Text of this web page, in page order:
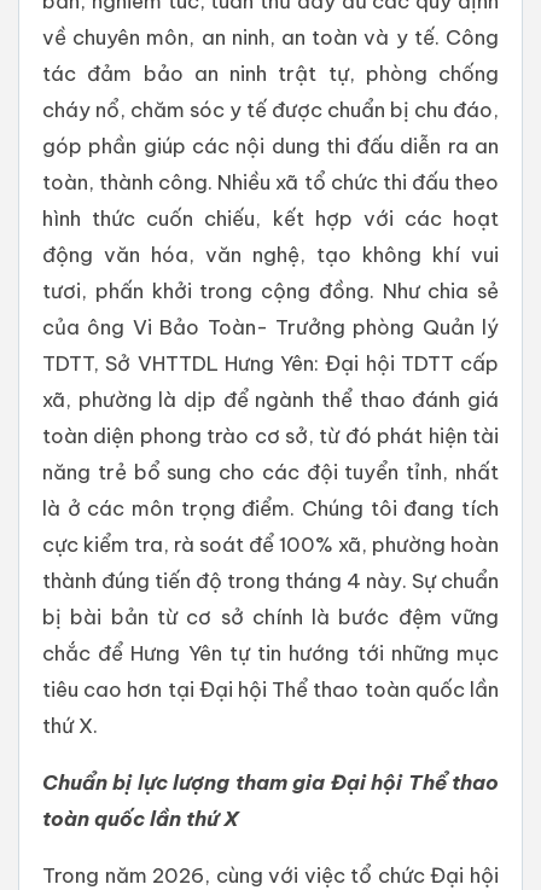
về chuyên môn, an ninh, an toàn và y tế. Công
tác đảm bảo an ninh trật tự, phòng chống
cháy nổ, chăm sóc y tế được chuẩn bị chu đáo,
góp phần giúp các nội dung thi đấu diễn ra an
toàn, thành công. Nhiều xã tổ chức thi đấu theo
hình thức cuốn chiếu, kết hợp với các hoạt
động văn hóa, văn nghệ, tạo không khí vui
tươi, phấn khởi trong cộng đồng. Như chia sẻ
của ông Vi Bảo Toàn- Trưởng phòng Quản lý
TDTT, Sở VHTTDL Hưng Yên: Đại hội TDTT cấp
xã, phường là dịp để ngành thể thao đánh giá
toàn diện phong trào cơ sở, từ đó phát hiện tài
năng trẻ bổ sung cho các đội tuyển tỉnh, nhất
là ở các môn trọng điểm. Chúng tôi đang tích
cực kiểm tra, rà soát để 100% xã, phường hoàn
thành đúng tiến độ trong tháng 4 này. Sự chuẩn
bị bài bản từ cơ sở chính là bước đệm vững
chắc để Hưng Yên tự tin hướng tới những mục
tiêu cao hơn tại Đại hội Thể thao toàn quốc lần
thứ X.
Chuẩn bị lực lượng tham gia Đại hội Thể thao
toàn quốc lần thứ X
Trong năm 2026, cùng với việc tổ chức Đại hội